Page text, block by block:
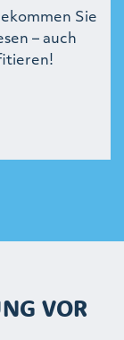
Sie
– auch
VOR